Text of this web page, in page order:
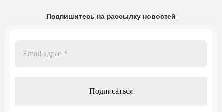
Подпишитесь на рассылку новостей